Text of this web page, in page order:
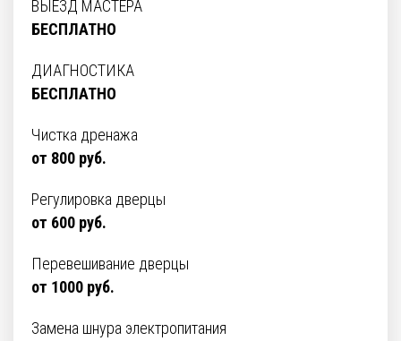
ВЫЕЗД МАСТЕРА
БЕСПЛАТНО
ДИАГНОСТИКА
БЕСПЛАТНО
Чистка дренажа
от 800 руб.
Регулировка дверцы
от 600 руб.
Перевешивание дверцы
от 1000 руб.
Замена шнура электропитания